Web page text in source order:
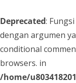
Deprecated:
dengan argumen
conditional
browsers. in
/home/